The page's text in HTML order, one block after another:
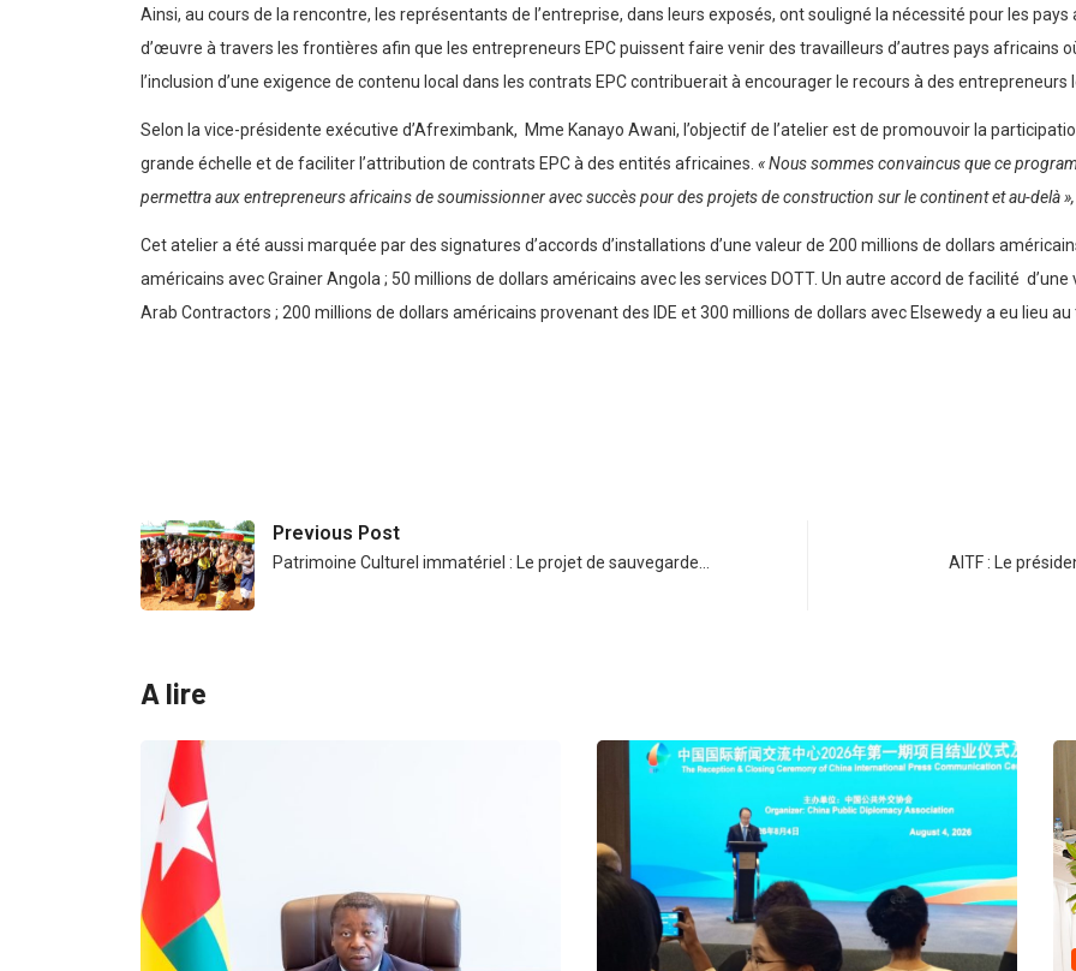
Ainsi, au cours de la rencontre, les représentants de l’entreprise, dans leurs exposés, ont souligné la nécessité pour les
d’œuvre à travers les frontières afin que les entrepreneurs EPC puissent faire venir des travailleurs d’autres pays africains
l’inclusion d’une exigence de contenu local dans les contrats EPC contribuerait à encourager le recours à des
Selon la vice-présidente exécutive d’Afreximbank, Mme Kanayo Awani, l’objectif de l’atelier est de promouvoir la
grande échelle et de faciliter l’attribution de contrats EPC à des entités africaines. « Nous sommes convaincus que ce
permettra aux entrepreneurs africains de soumissionner avec succès pour des projets de construction sur le continent et au-delà »,
Cet atelier a été aussi marquée par des signatures d’accords d’installations d’une valeur de 200 millions de dollars
américains avec Grainer Angola ; 50 millions de dollars américains avec les services DOTT. Un autre accord de facilité
Arab Contractors ; 200 millions de dollars américains provenant des IDE et 300 millions de dollars avec Elsewedy a eu lieu
Previous Post
Patrimoine Culturel immatériel : Le projet de sauvegarde… AITF : Le
A lire
COMMERCE